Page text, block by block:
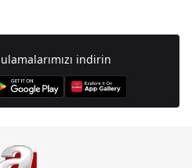
indirin